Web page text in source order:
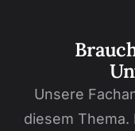
Unsere
diesem